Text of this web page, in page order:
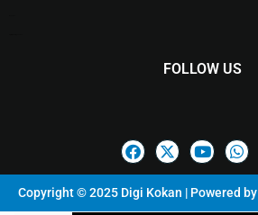
FOLLOW US
Copyright © 2025 Digi Kokan | Powered by